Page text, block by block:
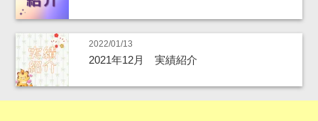
2022/01/13
2021年12月 実績紹介